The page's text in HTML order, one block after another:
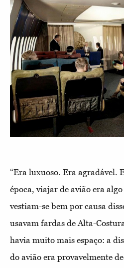
“Era luxuoso. Era agradável.
época, viajar de avião era algo
vestiam-se bem por causa
usavam fardas de Alta-
havia muito mais espaço: a
do avião era provavelmente